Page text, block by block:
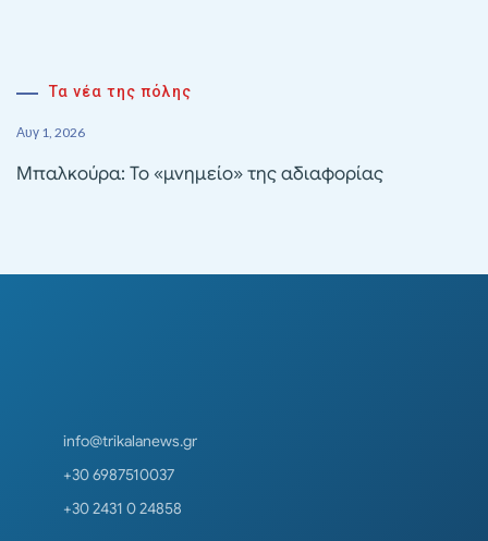
Τα νέα της πόλης
Αυγ 1, 2026
Μπαλκούρα: Το «μνημείο» της αδιαφορίας
info@trikalanews.gr
+30 6987510037
+30 2431 0 24858